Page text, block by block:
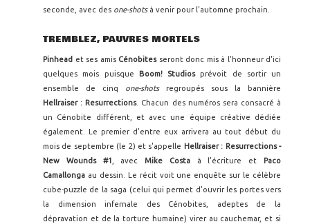
seconde, avec des one-shots à venir pour l'automne prochain.
TREMBLEZ, PAUVRES MORTELS
Pinhead et ses amis Cénobites seront donc mis à l'honneur d'ici
quelques mois puisque
Boom! Studiosprévoit de sortir un
ensemble de cinq one-shots regroupés sous la bannière
Hellraiser : Resurrections. Chacun des numéros sera consacré à
un Cénobite différent, et avec une équipe créative dédiée
également. Le premier d'entre eux arrivera au tout début du
mois de septembre (le 2) et s'appelle Hellraiser : Resurrections -
New Wounds #1
, avecMike Costa à l'écriture et
Paco
Camallonga au dessin. Le récit voit une enquête sur le célèbre
cube-puzzle de la saga (celui qui permet d'ouvrir les portes vers
la dimension infernale des Cénobites, adeptes de la
dépravation et de la torture humaine) virer au cauchemar, et si